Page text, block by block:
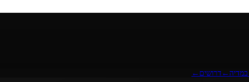
במדיה← דרושים ←